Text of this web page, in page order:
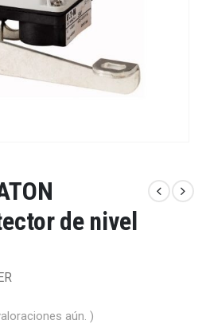
de nivel
aún. )